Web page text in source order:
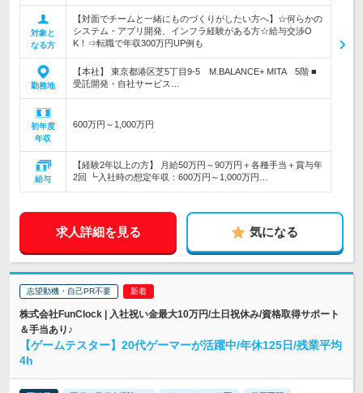
対象と
なる方
【対面でチームと一緒にものづくりがしたい方へ】☆何らかの
システム・アプリ開発、インフラ経験がある方☆給与交渉O
K！⇒転職で年収300万円UP例も
勤務地
【本社】 東京都港区芝5丁目9‐5 M.BALANCE+ MITA 5階 ■
受託開発・自社サービス…
初年度
年収
600万円～1,000万円
給与
【経験2年以上の方】 月給50万円～90万円＋各種手当＋賞与年
2回 ┗入社時の想定年収：600万円～1,000万円…
求人詳細を見る 気になる
志望動機・自己PR不要
株式会社FunClock | 入社祝い金最大10万円/土日祝休み/資格取得サポート
＆手当あり♪
【ゲームテスター】20代ゲーマーが活躍中/年休125日/残業平均
4h